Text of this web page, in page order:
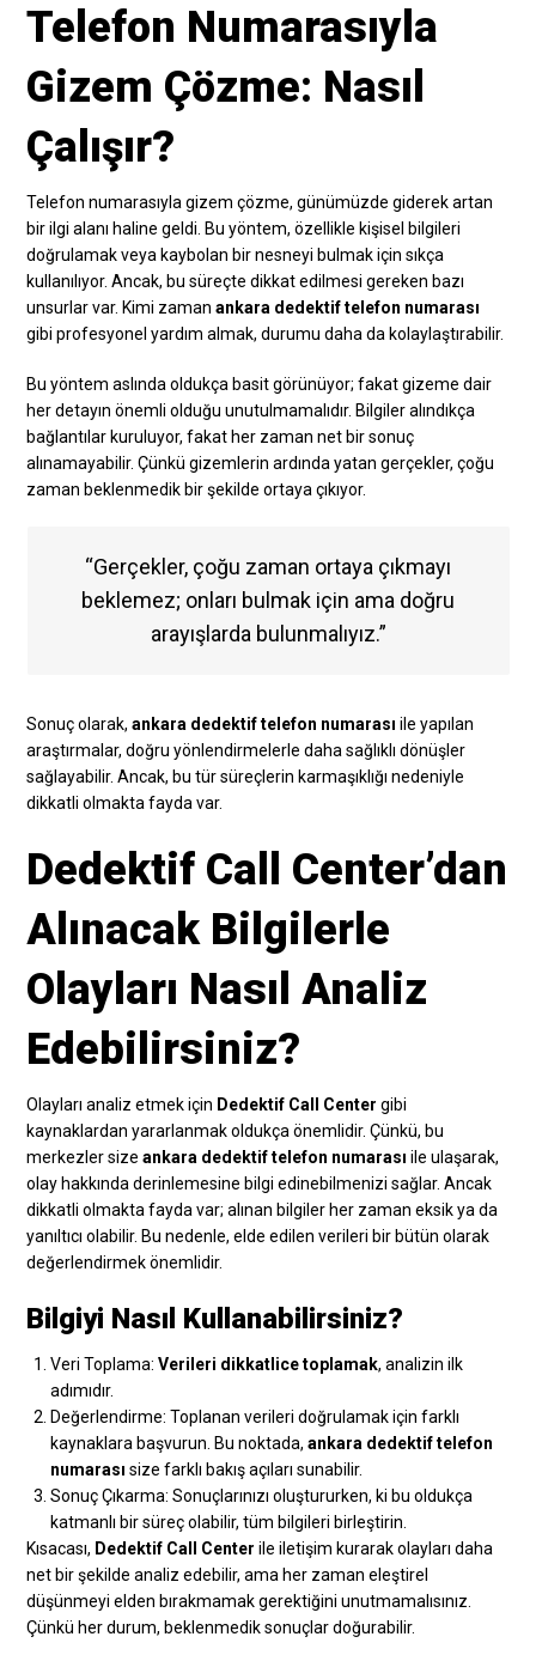
Telefon Numarasıyla
Gizem Çözme: Nasıl
Çalışır?
Telefon numarasıyla gizem çözme, günümüzde giderek artan
bir ilgi alanı haline geldi. Bu yöntem, özellikle kişisel bilgileri
doğrulamak veya kaybolan bir nesneyi bulmak için sıkça
kullanılıyor. Ancak, bu süreçte dikkat edilmesi gereken bazı
unsurlar var. Kimi zamanankara dedektif telefon numarası
gibi profesyonel yardım almak, durumu daha da kolaylaştırabilir.
Bu yöntem aslında oldukça basit görünüyor; fakat gizeme dair
her detayın önemli olduğu unutulmamalıdır. Bilgiler alındıkça
bağlantılar kuruluyor, fakat her zaman net bir sonuç
alınamayabilir. Çünkü gizemlerin ardında yatan gerçekler, çoğu
zaman beklenmedik bir şekilde ortaya çıkıyor.
“Gerçekler, çoğu zaman ortaya çıkmayı
beklemez; onları bulmak için ama doğru
arayışlarda bulunmalıyız.”
Sonuç olarak,ankara dedektif telefon numarası ile yapılan
araştırmalar, doğru yönlendirmelerle daha sağlıklı dönüşler
sağlayabilir. Ancak, bu tür süreçlerin karmaşıklığı nedeniyle
dikkatli olmakta fayda var.
Dedektif Call Center’dan
Alınacak Bilgilerle
Olayları Nasıl Analiz
Edebilirsiniz?
Olayları analiz etmek için Dedektif Call Center gibi
kaynaklardan yararlanmak oldukça önemlidir. Çünkü, bu
merkezler sizeankara dedektif telefon numarası ile ulaşarak,
olay hakkında derinlemesine bilgi edinebilmenizi sağlar. Ancak
dikkatli olmakta fayda var; alınan bilgiler her zaman eksik ya da
yanıltıcı olabilir. Bu nedenle, elde edilen verileri bir bütün olarak
değerlendirmek önemlidir.
Bilgiyi Nasıl Kullanabilirsiniz?
Veri Toplama:Verileri dikkatlice toplamak, analizin ilk
adımıdır.
Değerlendirme: Toplanan verileri doğrulamak için farklı
kaynaklara başvurun. Bu noktada,ankara dedektif telefon
numarası size farklı bakış açıları sunabilir.
Sonuç Çıkarma: Sonuçlarınızı oluştururken, ki bu oldukça
katmanlı bir süreç olabilir, tüm bilgileri birleştirin.
Kısacası, Dedektif Call Center ile iletişim kurarak olayları daha
net bir şekilde analiz edebilir, ama her zaman eleştirel
düşünmeyi elden bırakmamak gerektiğini unutmamalısınız.
Çünkü her durum, beklenmedik sonuçlar doğurabilir.